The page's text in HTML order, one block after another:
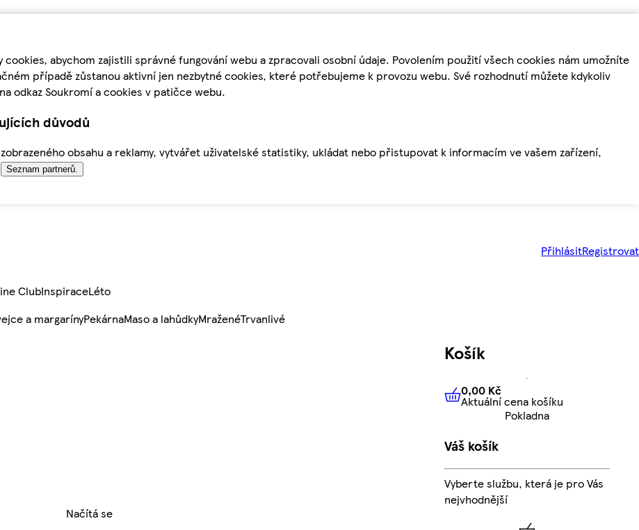
abychom zajistili správné fungování webu a zpracovali osobní údaje. Povolením použití všech cookies nám umožníte
případě zůstanou aktivní jen nezbytné cookies, které potřebujeme k provozu webu. Své rozhodnutí můžete kdykoliv
odkaz Soukromí a cookies v patičce webu.
důvodů
obsahu a reklamy, vytvářet uživatelské statistiky, ukládat nebo přistupovat k informacím ve vašem zařízení,
Seznam partnerů.
PřihlásitRegistrovat
ClubInspiraceLéto
a margarínyPekárnaMaso a lahůdkyMraženéTrvanlivé
Načítá se
Košík
0,00 KčAktuální cena košíku
0,00 Kč
Aktuální cena košíku
Pokladna
Váš košík
Vyberte službu, která je pro Vás
nejvhodnější